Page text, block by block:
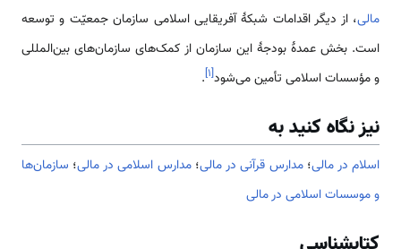
مالی، از دیگر اقدامات شبکۀ آفریقایی اسلامی‌ سازمان جمعیّت و توسعه
است. بخش عمدۀ بودجۀ این سازمان از کمک‌های سازمان‌های بین‌المللی
و مؤسسات اسلامی ‌تأمین می‌شود[۱]
.
نیز نگاه کنید به
اسلام در مالی؛مدارس قرآنی در مالی؛مدارس اسلامی در مالی؛ سازمان‌ها
و موسسات اسلامی در مالی